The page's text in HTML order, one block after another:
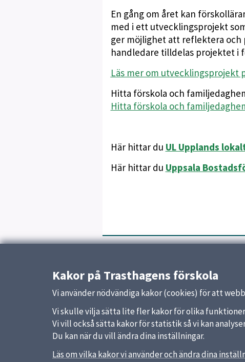
En gång om året kan
med i ett utvecklingsprojekt
ger möjlighet att reflektera och
handledare tilldelas projektet i
Läs mer om utvecklingsprojekt
Hitta förskola och
Hitta förskola och
Här hittar du UL Upplands
Här hittar du Uppsala
Kakor på Trasthagens förskola
Vi använder nödvändiga kakor (cookies) för att
Vi skulle vilja sätta lite fler kakor för olika
Vi vill också sätta kakor för statistik så vi kan
Du kan när du vill ändra dina inställningar.
Läs om vilka kakor vi använder och ändra dina